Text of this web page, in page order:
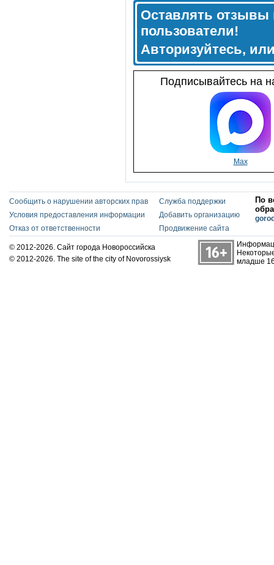
Оставлять отзывы
пользователи!
Авторизуйтесь,
Подписывайтесь на
Max
Сообщить о нарушении авторских прав
Условия предоставления информации
Отказ от ответственности
Служба поддержки
Добавить организацию
Продвижение сайта
По
© 2012-2026. Сайт города Новороссийска
© 2012-2026. The site of the city of Novorossiysk
младше